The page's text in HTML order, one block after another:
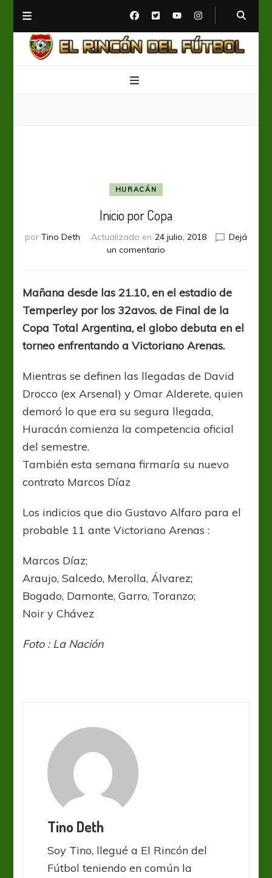
HURACÁN
Inicio por Copa
por Tino Deth Actualizado en 24 julio, 2018
Dejá
un comentario
Copa
Mañana desde las 21.10, en el estadio de
Temperley por los 32avos. de Final de la
Copa Total Argentina, el globo debuta en el
torneo enfrentando a Victoriano Arenas.
Mientras se definen las llegadas de David
Drocco (ex Arsenal) y Omar Alderete, quien
demoró lo que era su segura llegada,
Huracán comienza la competencia oficial
del semestre.
También esta semana firmaría su nuevo
contrato Marcos Díaz
Los indicios que dio Gustavo Alfaro para el
probable 11 ante Victoriano Arenas :
Marcos Díaz;
Araujo, Salcedo, Merolla, Álvarez;
Bogado, Damonte, Garro, Toranzo;
Noir y Chávez
Foto : La Nación
Tino Deth
Soy Tino, llegué a El Rincón del
Fútbol teniendo en común la